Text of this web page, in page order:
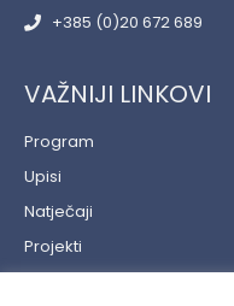
+385 (0)20 672 689
VAŽNIJI LINKOVI
Program
Upisi
Natječaji
Projekti